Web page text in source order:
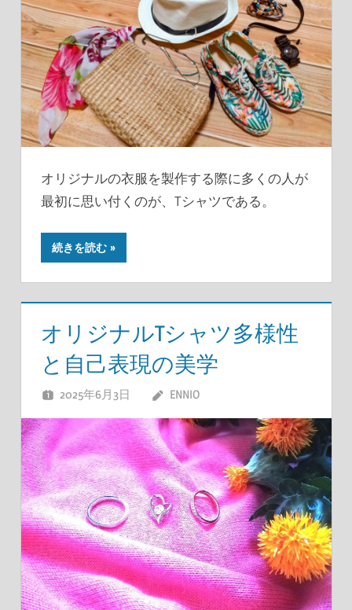
オリジナルの衣服を製作する際に多くの人が
最初に思い付くのが、Tシャツである。
続きを読む
オリジナルTシャツ多様性
と自己表現の美学
2025年6月3日 ENNIO